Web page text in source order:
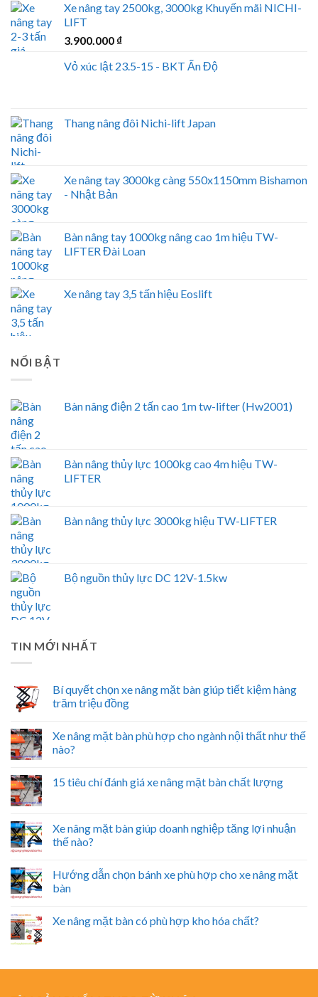
Xe nâng tay 2500kg, 3000kg Khuyến mãi NICHI-
LIFT
3.900.000 ₫
Vỏ xúc lật 23.5-15 - BKT Ấn Độ
Thang nâng đôi Nichi-lift Japan
Xe nâng tay 3000kg càng 550x1150mm Bishamon
- Nhật Bản
Bàn nâng tay 1000kg nâng cao 1m hiệu TW-
LIFTER Đài Loan
Xe nâng tay 3,5 tấn hiệu Eoslift
NỔI BẬT
Bàn nâng điện 2 tấn cao 1m tw-lifter (Hw2001)
Bàn nâng thủy lực 1000kg cao 4m hiệu TW-
LIFTER
Bàn nâng thủy lực 3000kg hiệu TW-LIFTER
Bộ nguồn thủy lực DC 12V-1.5kw
TIN MỚI NHẤT
Bí quyết chọn xe nâng mặt bàn giúp tiết kiệm hàng
trăm triệu đồng
Xe nâng mặt bàn phù hợp cho ngành nội thất như thế
nào?
15 tiêu chí đánh giá xe nâng mặt bàn chất lượng
Xe nâng mặt bàn giúp doanh nghiệp tăng lợi nhuận
thế nào?
Hướng dẫn chọn bánh xe phù hợp cho xe nâng mặt
bàn
Xe nâng mặt bàn có phù hợp kho hóa chất?